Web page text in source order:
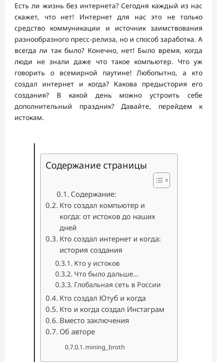
Есть ли жизнь без интернета? Сегодня каждый из нас
скажет, что нет! Интернет для нас это не только
средство коммуникации и источник заимствования
разнообразного пресс-релиза, но и способ заработка. А
всегда ли так было? Конечно, нет! Было время, когда
люди не знали даже что такое компьютер. Что уж
говорить о всемирной паутине! Любопытно, а кто
создал интернет и когда? Какова предыстория его
создания? В какой день можно устроить себе
дополнительный праздник? Давайте, перейдем к
истокам.
Содержание страницы
Содержание:
Кто создал компьютер и
когда: от истоков до наших
дней
Кто создал интернет и когда:
история создания
Кто у истоков
Что было дальше…
Глобальная сеть в России
Кто создал Ютуб и когда
Кто и когда создал Инстаграм
Вместо заключения
Об авторе
mining_broth